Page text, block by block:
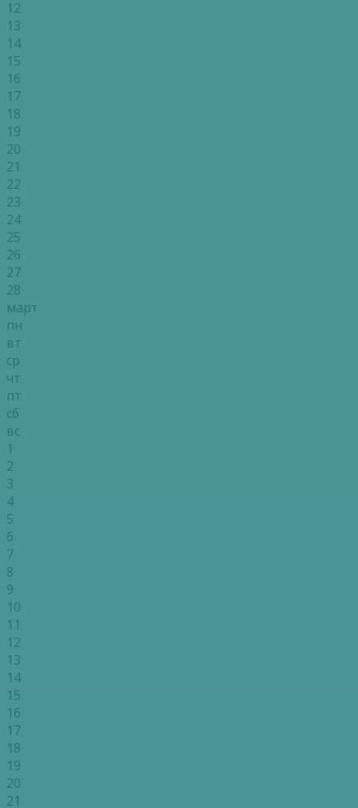
12
13
14
15
16
17
18
19
20
21
22
23
24
25
26
27
28
март
пн
вт
ср
чт
пт
сб
вс
1
2
3
4
5
6
7
8
9
10
11
12
13
14
15
16
17
18
19
20
21